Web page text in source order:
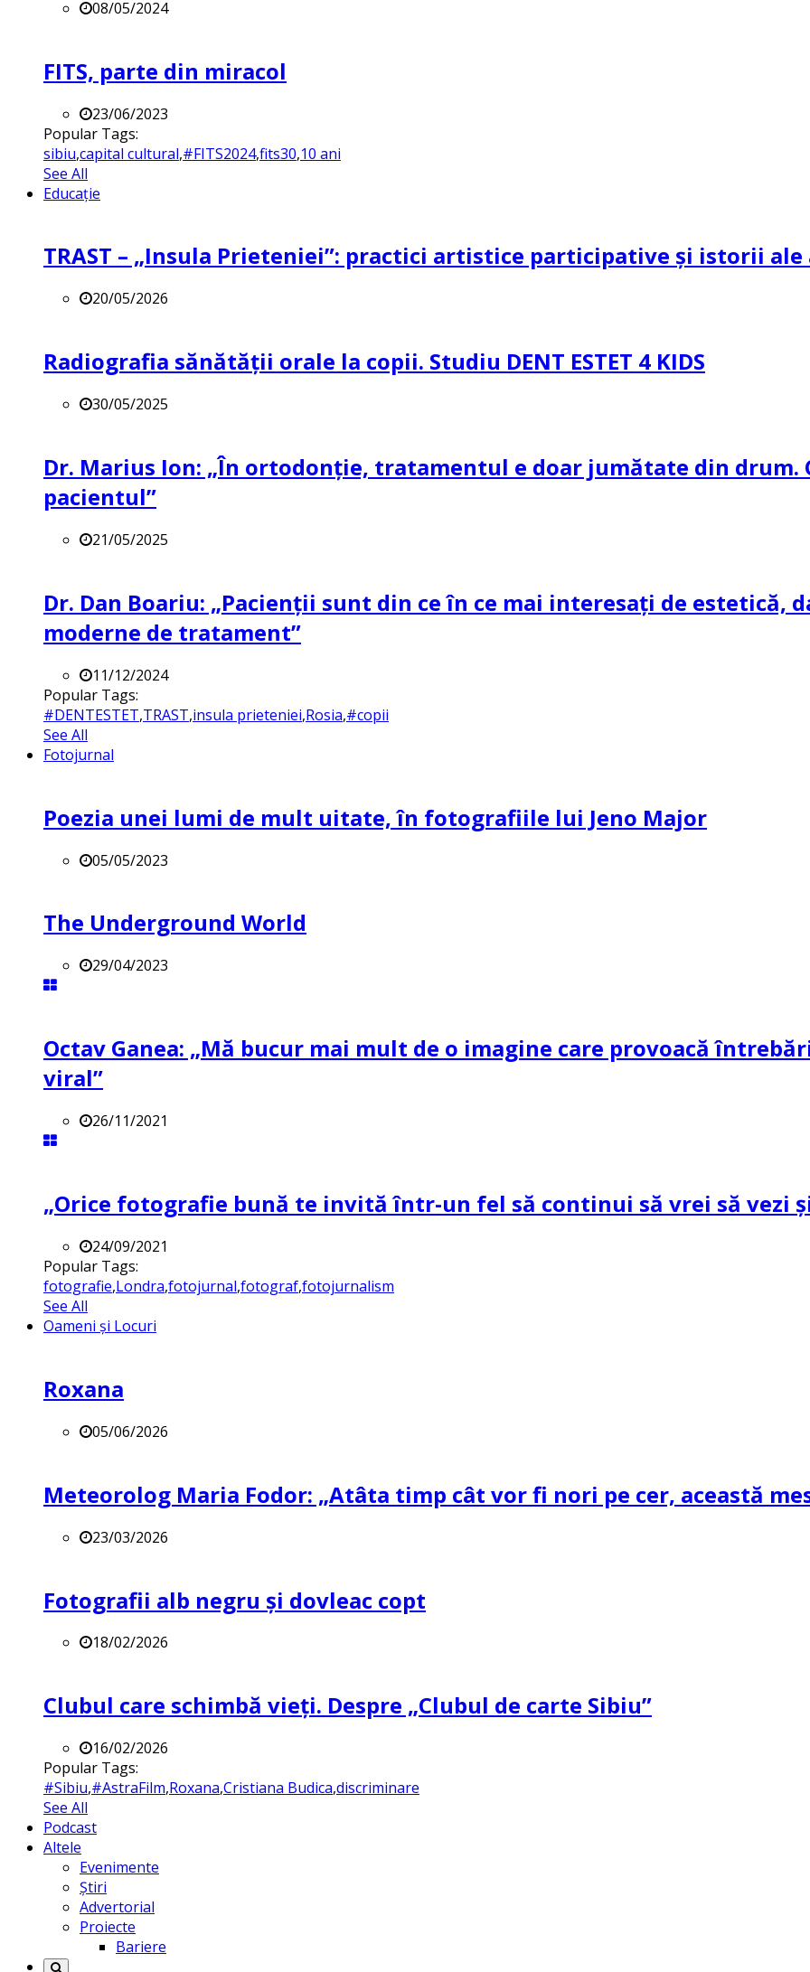
08/05/2024
FITS, parte din miracol
23/06/2023
Popular Tags:
sibiu,capital cultural,#FITS2024,fits30,10 ani
See All
Educație
TRAST – „Insula Prieteniei”: practici artistice participative și istorii
20/05/2026
Radiografia sănătății orale la copii. Studiu DENT ESTET 4 KIDS
30/05/2025
Dr. Marius Ion: „În ortodonție, tratamentul e doar jumătate din drum.
pacientul”
21/05/2025
Dr. Dan Boariu: „Pacienții sunt din ce în ce mai interesați de estetică,
moderne de tratament”
11/12/2024
Popular Tags:
#DENTESTET,TRAST,insula prieteniei,Rosia,#copii
See All
Fotojurnal
Poezia unei lumi de mult uitate, în fotografiile lui Jeno Major
05/05/2023
The Underground World
29/04/2023
Octav Ganea: „Mă bucur mai mult de o imagine care provoacă
viral”
26/11/2021
„Orice fotografie bună te invită într-un fel să continui să vrei să vezi
24/09/2021
Popular Tags:
fotografie,Londra,fotojurnal,fotograf,fotojurnalism
See All
Oameni și Locuri
Roxana
05/06/2026
Meteorolog Maria Fodor: „Atâta timp cât vor fi nori pe cer, această
23/03/2026
Fotografii alb negru și dovleac copt
18/02/2026
Clubul care schimbă vieți. Despre „Clubul de carte Sibiu”
16/02/2026
Popular Tags:
#Sibiu,#AstraFilm,Roxana,Cristiana Budica,discriminare
See All
Podcast
Altele
Evenimente
Știri
Advertorial
Proiecte
Bariere